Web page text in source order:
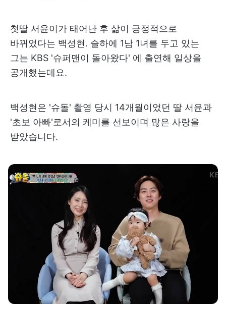
첫딸 서윤이가 태어난 후 삶이 긍정적으로
바뀌었다는 백성현. 슬하에 1남 1녀를 두고 있는
그는 KBS '슈퍼맨이 돌아왔다' 에 출연해 일상을
공개했는데요.
백성현은 '슈돌' 촬영 당시 14개월이었던 딸 서윤과
'초보 아빠'로서의 케미를 선보이며 많은 사랑을
받았습니다.